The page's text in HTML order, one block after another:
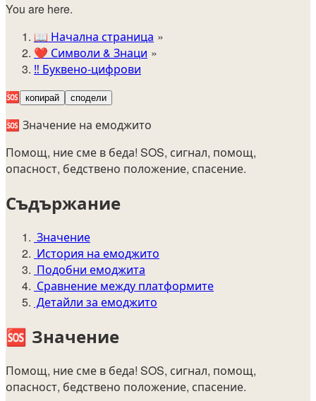
You are here.
📖 Начална страница
❤️ Символи & Знаци
‼️ Буквено-цифрови
🆘 копирай сподели
🆘 Значение на емоджито
Помощ, ние сме в беда! SOS, сигнал, помощ,
опасност, бедствено положение, спасение.
Съдържание
Значение
История на емоджито
Подобни емоджита
Сравнение между платформите
Детайли за емоджито
🆘 Значение
Помощ, ние сме в беда! SOS, сигнал, помощ,
опасност, бедствено положение, спасение.